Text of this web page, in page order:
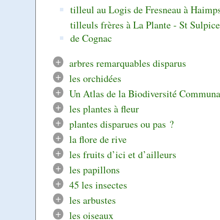
tilleul au Logis de Fresneau à
tilleuls frères à La Plante - St Sulpice
de Cognac
+
arbres remarquables disparus
+
les orchidées
+
Un Atlas de la Biodiversité
+
les plantes à fleur
+
plantes disparues ou pas ?
+
la flore de rive
+
les fruits d’ici et d’ailleurs
+
les papillons
+
45 les insectes
+
les arbustes
+
les oiseaux